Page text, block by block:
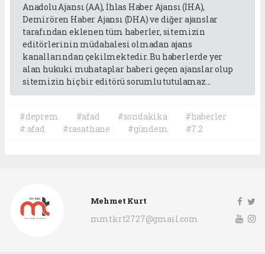
Anadolu Ajansı (AA), İhlas Haber Ajansı (İHA),
Demirören Haber Ajansı (DHA) ve diğer ajanslar
tarafından eklenen tüm haberler, sitemizin
editörlerinin müdahalesi olmadan ajans
kanallarından çekilmektedir. Bu haberlerde yer
alan hukuki muhataplar haberi geçen ajanslar olup
sitemizin hiç bir editörü sorumlu tutulamaz...
#deprem #afad #sondakika
#haberler
#.afad
#rasathane #gündem #7.2
Mehmet Kurt
mmtkrt2727@gmail.com